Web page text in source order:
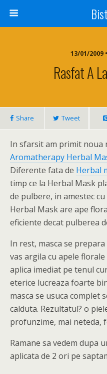
13/01/2009
Rasfat A
Share Tweet
In sfarsit am primit noua
Aromatherapy Herbal
Diferente fata de Herbal
timp ce la Herbal Mask
de pulbere, in amestec
Herbal Mask are ape
eficiente decat pulberea
In rest, masca se
vas argila cu apele
aplica imediat pe tenul
eterice lucreaza foarte
masca se usuca complet
calduta. Rezultatul? o
profunzime, mai neteda,
Ramane sa vedem dupa
aplicata de 2 ori pe